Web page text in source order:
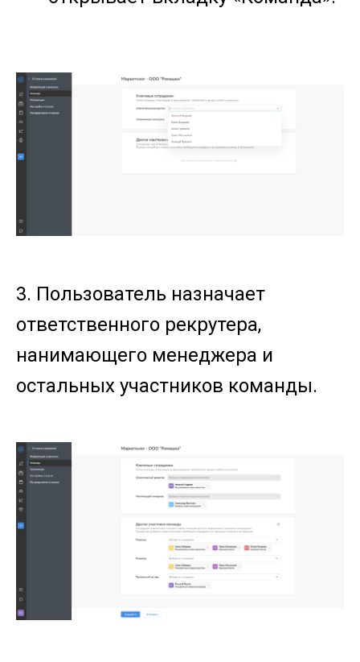
3. Пользователь назначает
ответственного рекрутера,
нанимающего менеджера и
остальных участников команды.